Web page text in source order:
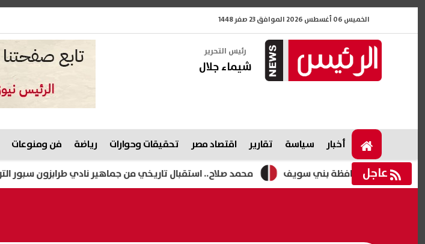
الخميس 06 أغسطس 2026 الموافق 23 صفر 1448
رئيس التحرير
شيماء جلال
أخبار سياسة تقارير اقتصاد مصر تحقيقات وحوارات رياضة فن ومنوعات
عاجل محمد صلاح.. استقبال تاريخي من جماهير نادي طرابزون سبور التركي